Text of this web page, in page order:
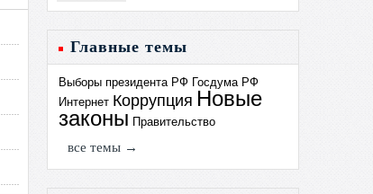
Главные темы
Выборы президента РФ Госдума РФ
Интернет Коррупция Новые
законы Правительство
все темы →